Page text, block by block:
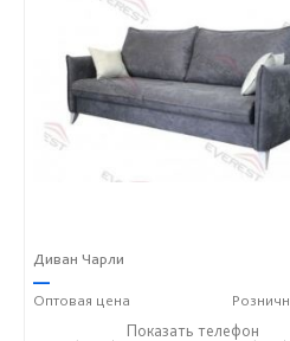
Диван Чарли
—
Оптовая цена
+7 (3812) 90-27-89 ☎+7 (800)
Показать телефон